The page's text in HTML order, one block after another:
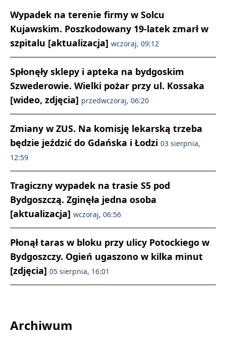
Wypadek na terenie firmy w Solcu
Kujawskim. Poszkodowany 19-latek zmarł w
szpitalu [aktualizacja] wczoraj, 09:12
Spłonęły sklepy i apteka na bydgoskim
Szwederowie. Wielki pożar przy ul. Kossaka
[wideo, zdjęcia] przedwczoraj, 06:20
Zmiany w ZUS. Na komisję lekarską trzeba
będzie jeździć do Gdańska i Łodzi 03 sierpnia,
12:59
Tragiczny wypadek na trasie S5 pod
Bydgoszczą. Zginęła jedna osoba
[aktualizacja] wczoraj, 06:56
Płonął taras w bloku przy ulicy Potockiego w
Bydgoszczy. Ogień ugaszono w kilka minut
[zdjęcia] 05 sierpnia, 16:01
Archiwum